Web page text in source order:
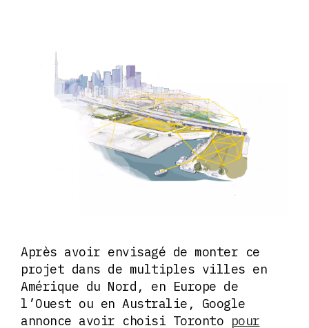
Après avoir envisagé de monter ce
projet dans de multiples villes en
Amérique du Nord, en Europe de
l’Ouest ou en Australie, Google
annonce avoir choisi Toronto pour